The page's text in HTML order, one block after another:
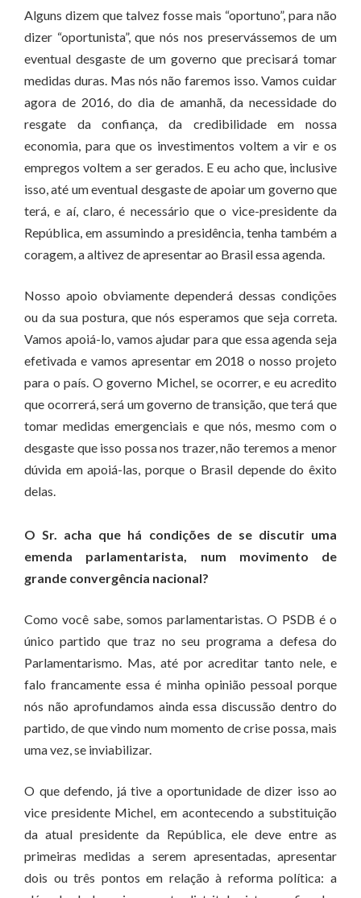
Alguns dizem que talvez fosse mais “oportuno”, para não
dizer “oportunista”, que nós nos preservássemos de um
eventual desgaste de um governo que precisará tomar
medidas duras. Mas nós não faremos isso. Vamos cuidar
agora de 2016, do dia de amanhã, da necessidade do
resgate da confiança, da credibilidade em nossa
economia, para que os investimentos voltem a vir e os
empregos voltem a ser gerados. E eu acho que, inclusive
isso, até um eventual desgaste de apoiar um governo que
terá, e aí, claro, é necessário que o vice-presidente da
República, em assumindo a presidência, tenha também a
coragem, a altivez de apresentar ao Brasil essa agenda.
Nosso apoio obviamente dependerá dessas condições
ou da sua postura, que nós esperamos que seja correta.
Vamos apoiá-lo, vamos ajudar para que essa agenda seja
efetivada e vamos apresentar em 2018 o nosso projeto
para o país. O governo Michel, se ocorrer, e eu acredito
que ocorrerá, será um governo de transição, que terá que
tomar medidas emergenciais e que nós, mesmo com o
desgaste que isso possa nos trazer, não teremos a menor
dúvida em apoiá-las, porque o Brasil depende do êxito
delas.
O Sr. acha que há condições de se discutir uma
emenda parlamentarista, num movimento de
grande convergência nacional?
Como você sabe, somos parlamentaristas. O PSDB é o
único partido que traz no seu programa a defesa do
Parlamentarismo. Mas, até por acreditar tanto nele, e
falo francamente essa é minha opinião pessoal porque
nós não aprofundamos ainda essa discussão dentro do
partido, de que vindo num momento de crise possa, mais
uma vez, se inviabilizar.
O que defendo, já tive a oportunidade de dizer isso ao
vice presidente Michel, em acontecendo a substituição
da atual presidente da República, ele deve entre as
primeiras medidas a serem apresentadas, apresentar
dois ou três pontos em relação à reforma política: a